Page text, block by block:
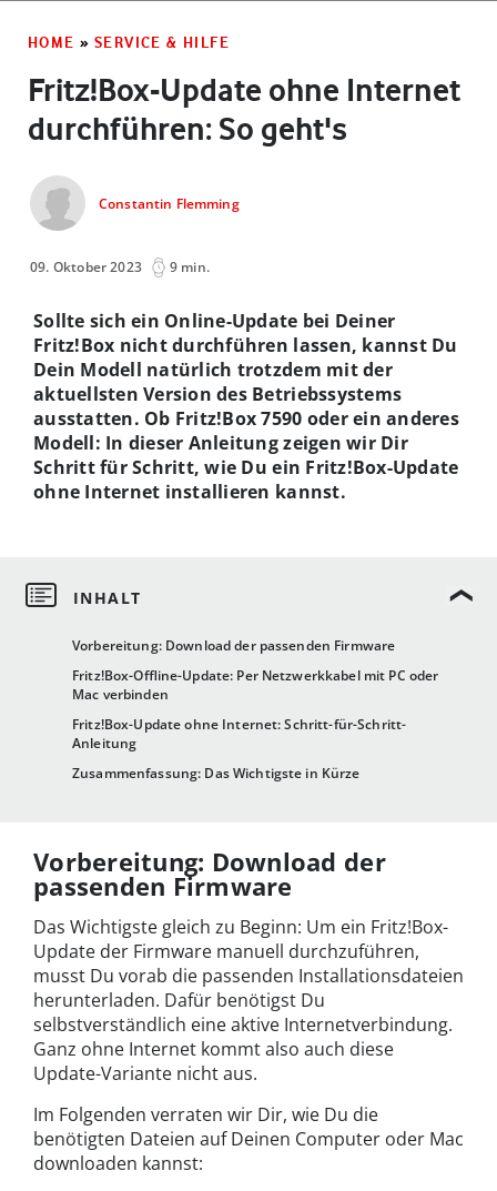
HOME » SERVICE & HILFE
Fritz!Box-Update ohne Internet
durchführen: So geht's
Constantin Flemming
09. Oktober 2023 9 min.
Vorbereitung: Download der passenden Firmware
Fritz!Box-Offline-Update: Per Netzwerkkabel mit PC oder
Mac verbinden
Fritz!Box-Update ohne Internet: Schritt-für-Schritt-
Anleitung
Zusammenfassung: Das Wichtigste in Kürze
Sollte sich ein Online-Update bei Deiner
Fritz!Box nicht durchführen lassen, kannst Du
Dein Modell natürlich trotzdem mit der
aktuellsten Version des Betriebssystems
ausstatten. Ob Fritz!Box 7590 oder ein anderes
Modell: In dieser Anleitung zeigen wir Dir
Schritt für Schritt, wie Du ein Fritz!Box-Update
ohne Internet installieren kannst.
Vorbereitung: Download der
passenden Firmware
Das Wichtigste gleich zu Beginn: Um ein Fritz!Box-
Update der Firmware manuell durchzuführen,
musst Du vorab die passenden Installationsdateien
herunterladen. Dafür benötigst Du
selbstverständlich eine aktive Internetverbindung.
Ganz ohne Internet kommt also auch diese
Update-Variante nicht aus.
Im Folgenden verraten wir Dir, wie Du die
benötigten Dateien auf Deinen Computer oder Mac
downloaden kannst: